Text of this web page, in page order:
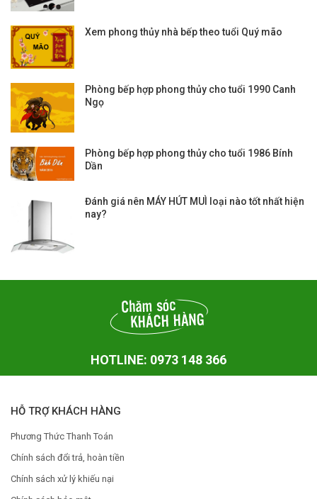
Xem phong thủy nhà bếp theo tuổi Quý mão
Phòng bếp hợp phong thủy cho tuổi 1990 Canh
Ngọ
Phòng bếp hợp phong thủy cho tuổi 1986 Bính
Dần
Đánh giá nên MÁY HÚT MUÌ loại nào tốt nhất hiện
nay?
HOTLINE: 0973 148 366
HỖ TRỢ KHÁCH HÀNG
Phương Thức Thanh Toán
Chính sách đổi trả, hoàn tiền
Chính sách xử lý khiếu nại